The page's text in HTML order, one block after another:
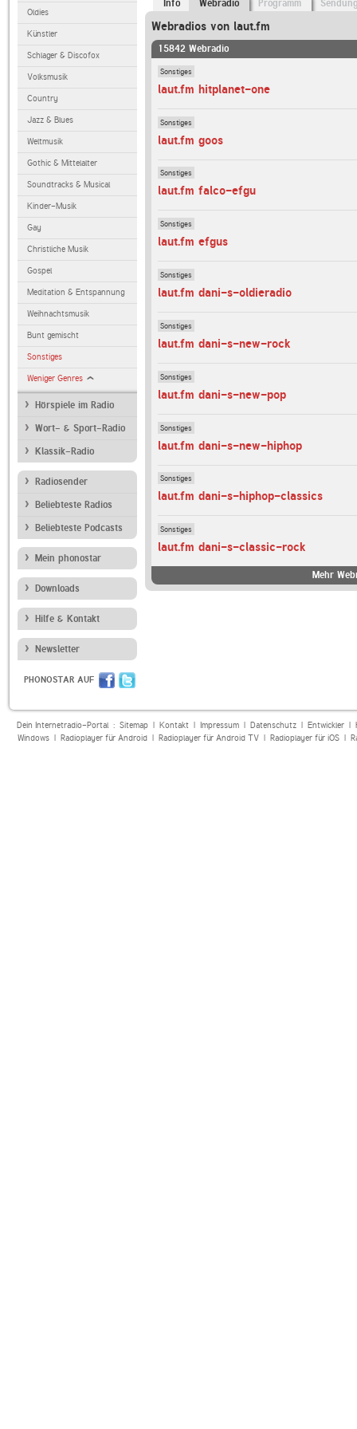
Oldies
Künstler
Schlager & Discofox
Volksmusik
Country
Jazz & Blues
Weltmusik
Gothic & Mittelalter
Soundtracks & Musical
Kinder-Musik
Gay
Christliche Musik
Gospel
Meditation & Entspannung
Weihnachtsmusik
Bunt gemischt
Sonstiges
Weniger Genres
Hörspiele im Radio
Wort- & Sport-Radio
Klassik-Radio
Radiosender
Beliebteste Radios
Beliebteste Podcasts
Mein phonostar
Downloads
Hilfe & Kontakt
Newsletter
PHONOSTAR AUF
Info Webradio Programm
Webradios von laut.fm
15842 Webradio
Sonstiges
laut.fm hitplanet-one
Sonstiges
laut.fm goos
Sonstiges
laut.fm falco-efgu
Sonstiges
laut.fm efgus
Sonstiges
laut.fm dani-s-oldieradio
Sonstiges
laut.fm dani-s-new-rock
Sonstiges
laut.fm dani-s-new-pop
Sonstiges
laut.fm dani-s-new-hiphop
Sonstiges
laut.fm dani-s-hiphop-classics
Sonstiges
laut.fm dani-s-classic-rock
Mehr
Dein Internetradio-Portal : Sitemap| Kontakt| Impressum| Datenschutz| Entwickler|
Windows| Radioplayer für Android| Radioplayer für Android TV| Radioplayer für iOS|